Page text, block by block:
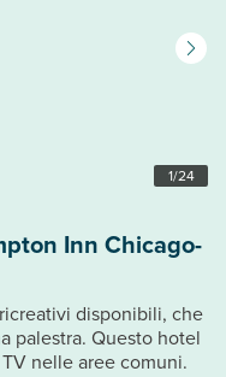
1/24
Inn Chicago-
disponibili, che
palestra. Questo hotel
nelle aree comuni.